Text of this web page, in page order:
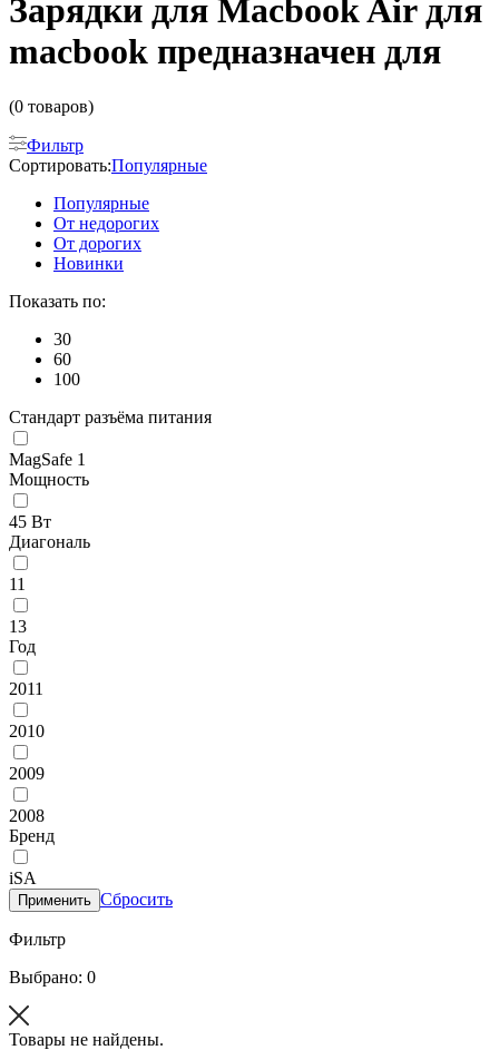
Зарядки для Macbook Air для
macbook предназначен для
(0 товаров)
Фильтр
Сортировать:Популярные
Популярные
От недорогих
От дорогих
Новинки
Показать по:
30
60
100
Стандарт разъёма питания
MagSafe 1
Мощность
45 Вт
Диагональ
11
13
Год
2011
2010
2009
2008
Бренд
iSA
Применить Сбросить
Фильтр
Выбрано: 0
Товары не найдены.